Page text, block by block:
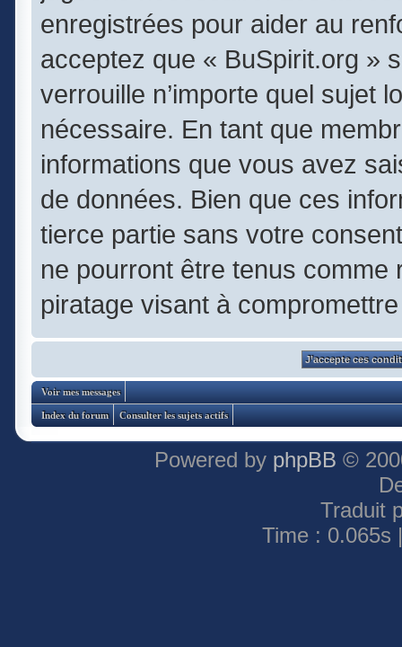
enregistrées pour aider au
acceptez que « BuSpirit.org »
verrouille n’importe quel sujet
nécessaire. En tant que
informations que vous avez
de données. Bien que ces
tierce partie sans votre
ne pourront être tenus
piratage visant à
Voir mes messages
Index du forum Consulter les sujets actifs
Powered by phpBB ©
Traduit
Time : 0.065s